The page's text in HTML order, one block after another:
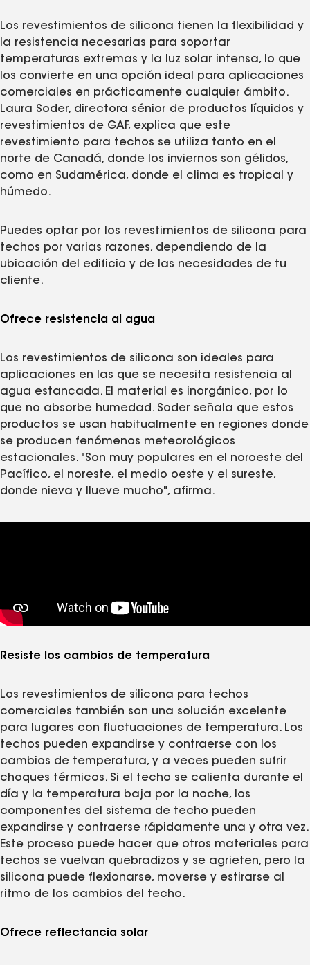
Los revestimientos de silicona tienen la flexibilidad y
la resistencia necesarias para soportar
temperaturas extremas y la luz solar intensa, lo que
los convierte en una opción ideal para aplicaciones
comerciales en prácticamente cualquier ámbito.
Laura Soder, directora sénior de productos líquidos y
revestimientos de GAF, explica que este
revestimiento para techos se utiliza tanto en el
norte de Canadá, donde los inviernos son gélidos,
como en Sudamérica, donde el clima es tropical y
húmedo.
Puedes optar por los revestimientos de silicona para
techos por varias razones, dependiendo de la
ubicación del edificio y de las necesidades de tu
cliente.
Ofrece resistencia al agua
Los revestimientos de silicona son ideales para
aplicaciones en las que se necesita resistencia al
agua estancada. El material es inorgánico, por lo
que no absorbe humedad. Soder señala que estos
productos se usan habitualmente en regiones donde
se producen fenómenos meteorológicos
estacionales. "Son muy populares en el noroeste del
Pacífico, el noreste, el medio oeste y el sureste,
donde nieva y llueve mucho", afirma.
Resiste los cambios de temperatura
Los revestimientos de silicona para techos
comerciales también son una solución excelente
para lugares con fluctuaciones de temperatura. Los
techos pueden expandirse y contraerse con los
cambios de temperatura, y a veces pueden sufrir
choques térmicos. Si el techo se calienta durante el
día y la temperatura baja por la noche, los
componentes del sistema de techo pueden
expandirse y contraerse rápidamente una y otra vez.
Este proceso puede hacer que otros materiales para
techos se vuelvan quebradizos y se agrieten, pero la
silicona puede flexionarse, moverse y estirarse al
ritmo de los cambios del techo.
Ofrece reflectancia solar